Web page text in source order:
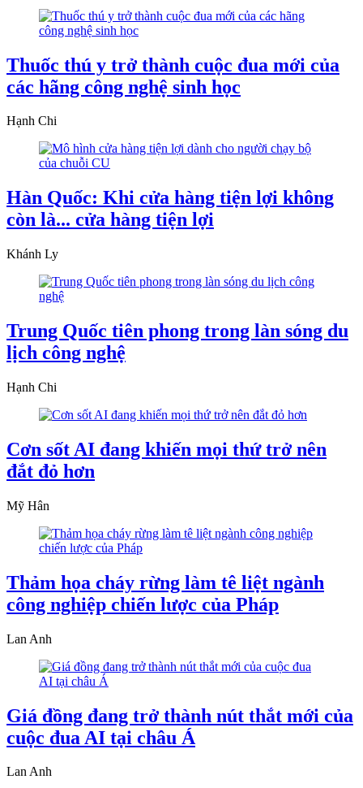
Thuốc thú y trở thành cuộc đua mới của
các hãng công nghệ sinh học
Hạnh Chi
Hàn Quốc: Khi cửa hàng tiện lợi không
còn là... cửa hàng tiện lợi
Khánh Ly
Trung Quốc tiên phong trong làn sóng du
lịch công nghệ
Hạnh Chi
Cơn sốt AI đang khiến mọi thứ trở nên
đắt đỏ hơn
Mỹ Hân
Thảm họa cháy rừng làm tê liệt ngành
công nghiệp chiến lược của Pháp
Lan Anh
Giá đồng đang trở thành nút thắt mới của
cuộc đua AI tại châu Á
Lan Anh